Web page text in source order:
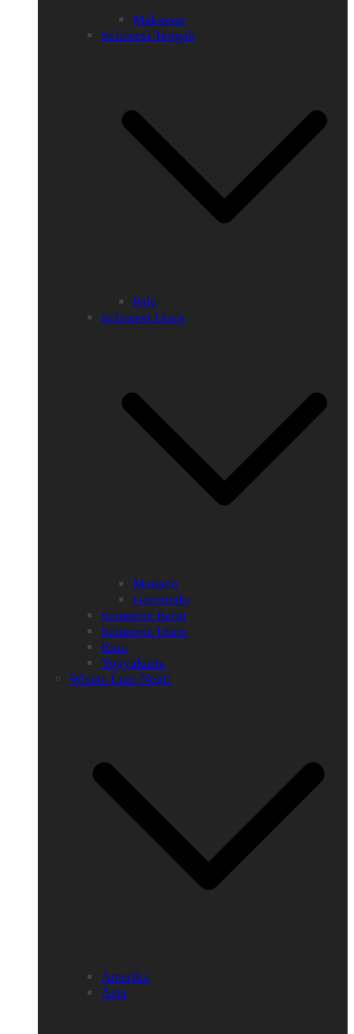
Makassar
Sulawesi Tengah
Palu
Sulawesi Utara
Manado
Gorontalo
Sumatera Barat
Sumatera Utara
Riau
Yogyakarta
Wisata Luar Negri
Amerika
Asia